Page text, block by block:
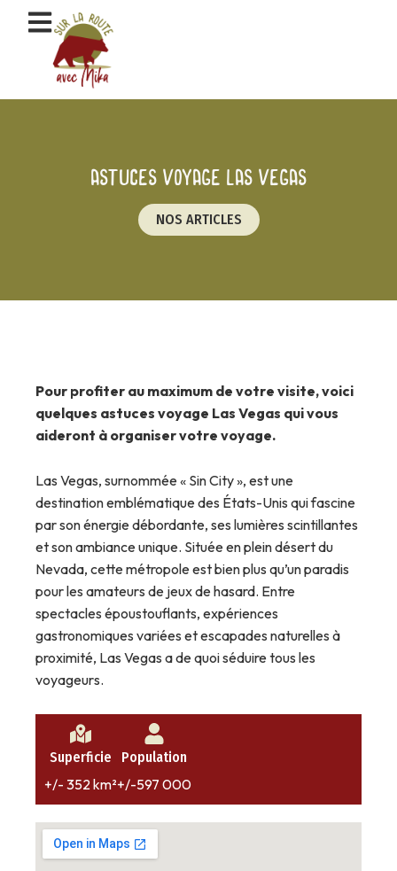
Astuces voyage las vegas
NOS ARTICLES
Pour profiter au maximum de votre visite, voici
quelques astuces voyage Las Vegas qui vous
aideront à organiser votre voyage.
Las Vegas, surnommée « Sin City », est une
destination emblématique des États-Unis qui fascine
par son énergie débordante, ses lumières scintillantes
et son ambiance unique. Située en plein désert du
Nevada, cette métropole est bien plus qu’un paradis
pour les amateurs de jeux de hasard. Entre
spectacles époustouflants, expériences
gastronomiques variées et escapades naturelles à
proximité, Las Vegas a de quoi séduire tous les
voyageurs.
Superficie
+/- 352 km²
Population
+/-597 000